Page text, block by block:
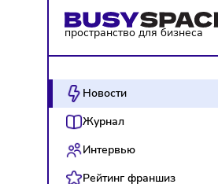
пространство для бизнеса
Новости